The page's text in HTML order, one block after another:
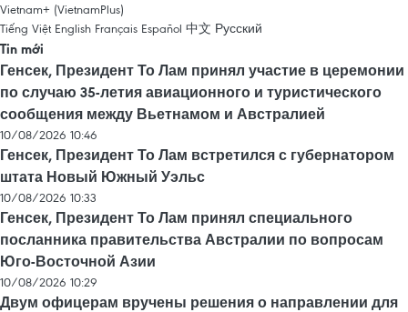
Vietnam+ (VietnamPlus)
Tiếng Việt English Français Español 中文 Русский
Tin mới
Генсек, Президент То Лам принял участие в церемонии
по случаю 35-летия авиационного и туристического
сообщения между Вьетнамом и Австралией
10/08/2026 10:46
Генсек, Президент То Лам встретился с губернатором
штата Новый Южный Уэльс
10/08/2026 10:33
Генсек, Президент То Лам принял специального
посланника правительства Австралии по вопросам
Юго-Восточной Азии
10/08/2026 10:29
Двум офицерам вручены решения о направлении для